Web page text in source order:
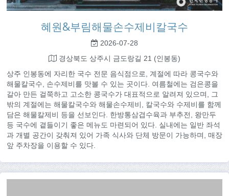
혜원&부림해물손수제비칼국수
2026-07-28
경상북도 상주시 금도랑길 21 (인봉동)
상주 인봉동에 자리한 국수 전문 음식점으로, 계절에 따라 콩국수와
해물칼국수, 손수제비를 맛볼 수 있는 곳이다. 여름철에는 검은콩을
갈아 만든 걸쭉하고 고소한 콩국수가 대표적으로 알려져 있으며, 그
밖의 계절에는 해물칼국수와 해물손수제비, 칼국수와 수제비를 함께
담은 해물칼제비 등을 선보인다. 한방통삼겹수육과 부추전, 왕만두
등 국수에 곁들이기 좋은 메뉴도 마련되어 있다. 실내에는 일반 좌석
과 개별 공간이 갖춰져 있어 가족 식사와 단체 방문이 가능하며, 매장
앞 주차장을 이용할 수 있다.